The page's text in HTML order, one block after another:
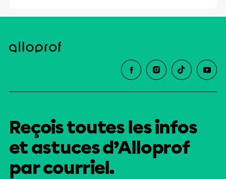
Reçois toutes les infos
et astuces d’Alloprof
par courriel.